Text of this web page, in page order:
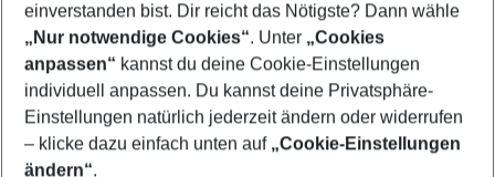
Footer
Footer navigation
Über uns
AGB
Bestpreisgarantie
einverstanden bist. Dir reicht das Nötigste? Dann wähle
„Nur notwendige Cookies“. Unter „Cookies
anpassen“ kannst du deine Cookie-Einstellungen
individuell anpassen. Du kannst deine Privatsphäre-
Einstellungen natürlich jederzeit ändern oder widerrufen
– klicke dazu einfach unten auf „Cookie-Einstellungen
ändern“.